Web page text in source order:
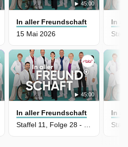
45:00
In aller Freundschaft
15 Mai 2026
45:00
In aller Freundschaft
In
In